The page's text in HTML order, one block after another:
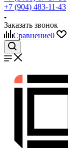
+7 (904) 483-11-43
Заказать звонок
Сравнение0